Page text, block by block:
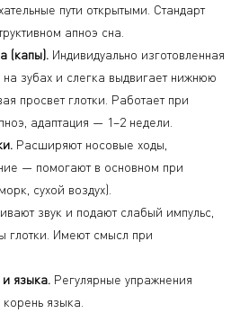
пути открытыми. Стандарт
апноэ сна.
(капы). Индивидуально изготовленная
на зубах и слегка выдвигает нижнюю
просвет глотки. Работает при
адаптация — 1–2 недели.
Расширяют носовые ходы,
— помогают в основном при
сухой воздух).
звук и подают слабый импульс,
Имеют смысл при
языка. Регулярные упражнения
языка.